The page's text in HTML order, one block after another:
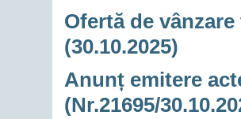
Ofertă de
(30.10.2025)
Anunț emitere
(Nr.21695/